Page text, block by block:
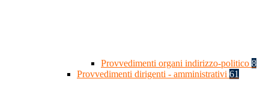
Provvedimenti organi indirizzo-politico 8
Provvedimenti dirigenti - amministrativi 61